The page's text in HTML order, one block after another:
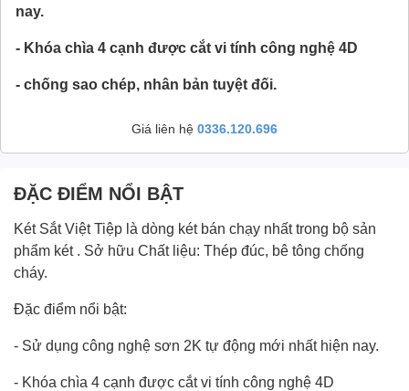
nay.
- Khóa chìa 4 cạnh được cắt vi tính công nghệ 4D
- chống sao chép, nhân bản tuyệt đối.
Giá liên hệ 0336.120.696
ĐẶC ĐIỂM NỔI BẬT
Két Sắt Việt Tiệp là dòng két bán chạy nhất trong bộ sản
phẩm két . Sở hữu Chất liệu: Thép đúc, bê tông chống
cháy.
Đặc điểm nổi bật:
- Sử dụng công nghệ sơn 2K tự động mới nhất hiện nay.
- Khóa chìa 4 cạnh được cắt vi tính công nghệ 4D